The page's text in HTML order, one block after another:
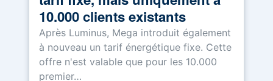
10.000 clients existants
Après Luminus, Mega introduit également
à nouveau un tarif énergétique fixe. Cette
offre n'est valable que pour les 10.000
premier…